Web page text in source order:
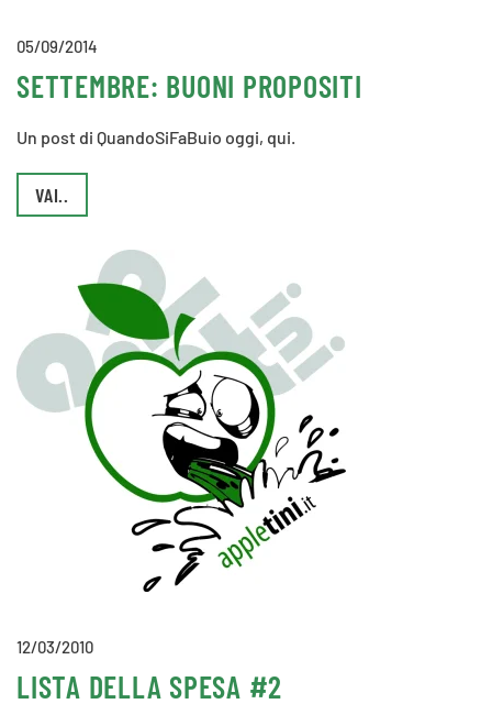
05/09/2014
SETTEMBRE: BUONI PROPOSITI
Un post di QuandoSiFaBuio oggi, qui.
VAI..
12/03/2010
LISTA DELLA SPESA #2